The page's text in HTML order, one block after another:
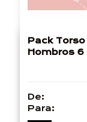
Pack
Hombros
De:
Para: